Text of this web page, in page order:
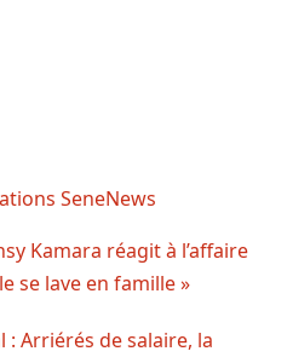
Kamara réagit à l’affaire
se lave en famille »
: Arriérés de salaire, la